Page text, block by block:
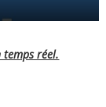
réel.